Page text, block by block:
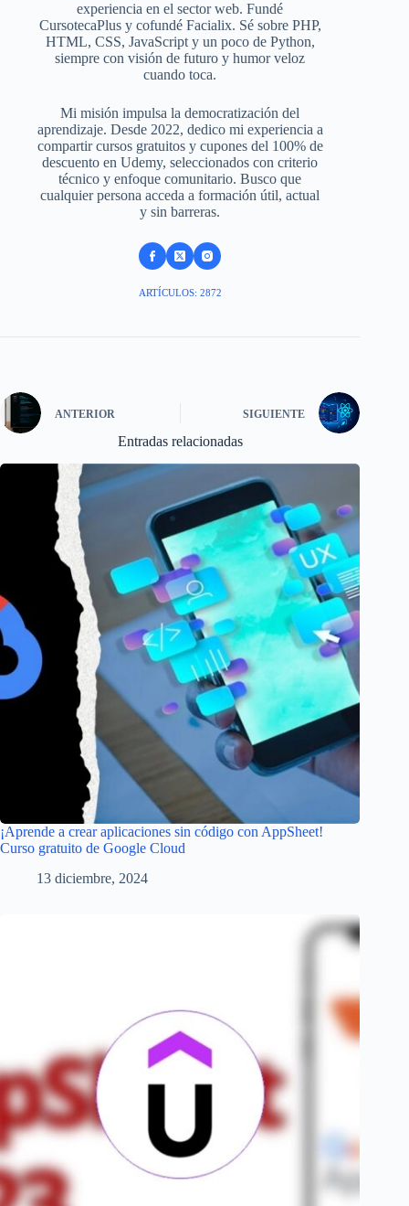
experiencia en el sector web. Fundé
CursotecaPlus y cofundé Facialix. Sé sobre PHP,
HTML, CSS, JavaScript y un poco de Python,
siempre con visión de futuro y humor veloz
cuando toca.
Mi misión impulsa la democratización del
aprendizaje. Desde 2022, dedico mi experiencia a
compartir cursos gratuitos y cupones del 100% de
descuento en Udemy, seleccionados con criterio
técnico y enfoque comunitario. Busco que
cualquier persona acceda a formación útil, actual
y sin barreras.
ARTÍCULOS: 2872
ANTERIOR SIGUIENTE
Entradas relacionadas
¡Aprende a crear aplicaciones sin código con AppSheet!
Curso gratuito de Google Cloud
13 diciembre, 2024